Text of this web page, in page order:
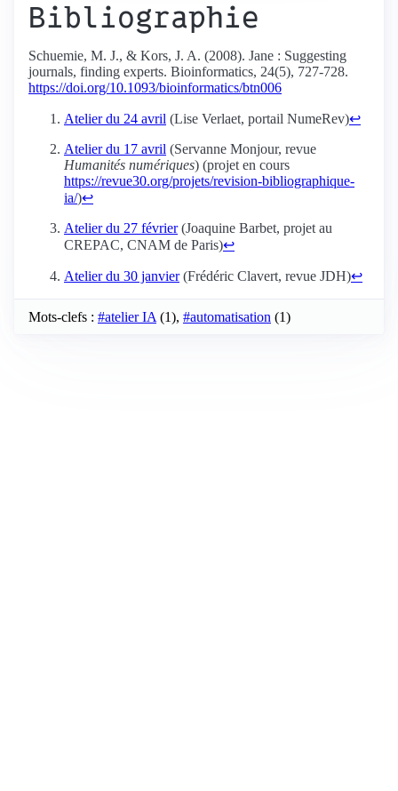
Bibliographie
Schuemie, M. J., & Kors, J. A. (2008). Jane : Suggesting
journals, finding experts. Bioinformatics, 24(5), 727‑728.
https://doi.org/10.1093/bioinformatics/btn006
Atelier du 24 avril (Lise Verlaet, portail NumeRev)↩
Atelier du 17 avril (Servanne Monjour, revue
Humanités numériques) (projet en cours
https://revue30.org/projets/revision-bibliographique-
ia/)↩
Atelier du 27 février(Joaquine Barbet, projet au
CREPAC, CNAM de Paris)↩
Atelier du 30 janvier(Frédéric Clavert, revue JDH)↩
Mots-clefs : #atelier IA (1), #automatisation (1)